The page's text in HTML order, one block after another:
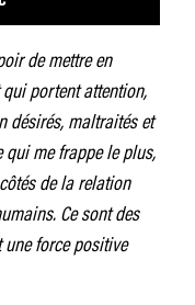
de mettre en
portent attention,
désirés, maltraités et
qui me frappe le plus,
de la relation
Ce sont des
force positive